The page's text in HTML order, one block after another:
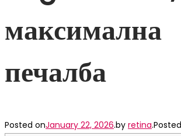
максимална
печалба
Posted onJanuary 22, 2026.by retina.